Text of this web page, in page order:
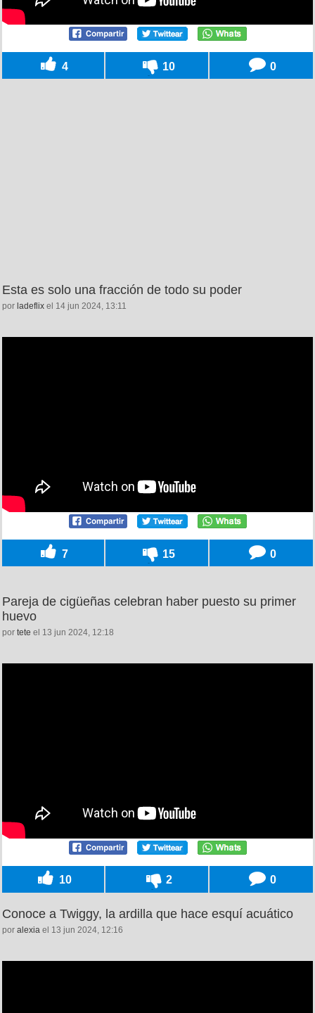
4 10 0
Esta es solo una fracción de todo su poder
por ladeflix el 14 jun 2024, 13:11
7 15 0
Pareja de cigüeñas celebran haber puesto su primer
huevo
por tete el 13 jun 2024, 12:18
10 2 0
Conoce a Twiggy, la ardilla que hace esquí acuático
por alexia el 13 jun 2024, 12:16